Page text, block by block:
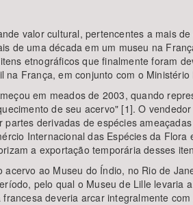
valor cultural, pertencentes a mais
de uma década em um museu na
etnográficos que finalmente foram
na França, em conjunto com o
em meados de 2003, quando
de seu acervo" [1]. O
derivadas de espécies
Internacional das Espécies da
a exportação temporária desses
ao Museu do Índio, no Rio de
pelo qual o Museu de Lille
deveria arcar integralmente